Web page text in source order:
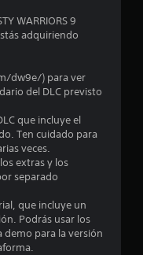
e
l
a
s
n
u
WARRIORS 9
adquiriendo
dw9e/) para ver
del DLC previsto
que incluye el
Ten cuidado para
veces.
extras y los
separado
que incluye un
Podrás usar los
demo para la versión